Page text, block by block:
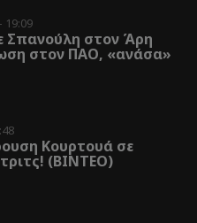
19:09
Σπανούλη στον Άρη
στον ΠΑΟ, «ανάσα»
Κουρτουά σε
(ΒΙΝΤΕΟ)